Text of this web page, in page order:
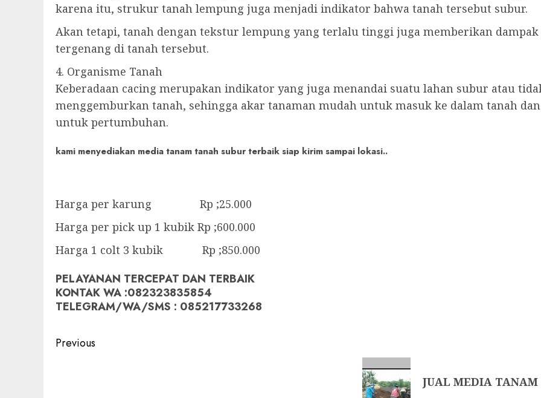
karena itu, strukur tanah lempung juga menjadi indikator bahwa tanah tersebut subur.
Akan tetapi, tanah dengan tekstur lempung yang terlalu tinggi juga memberikan
tergenang di tanah tersebut.
4. Organisme Tanah
Keberadaan cacing merupakan indikator yang juga menandai suatu lahan subur atau
menggemburkan tanah, sehingga akar tanaman mudah untuk masuk ke dalam tanah
untuk pertumbuhan.
kami menyediakan media tanam tanah subur terbaik siap kirim sampai lokasi..
Harga per karung Rp ;25.000
Harga per pick up 1 kubik Rp ;600.000
Harga 1 colt 3 kubik Rp ;850.000
PELAYANAN TERCEPAT DAN TERBAIK
KONTAK WA :082323835854
TELEGRAM/WA/SMS : 085217733268
Post
Previous
JUAL MEDIA